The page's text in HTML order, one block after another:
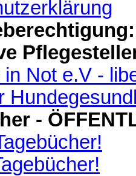
in Not e.V -
-